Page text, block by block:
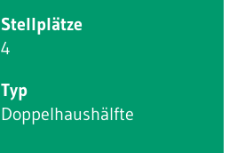
Stellplätze
4
Typ
Doppelhaushälfte